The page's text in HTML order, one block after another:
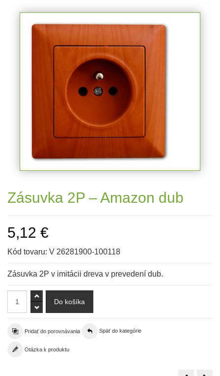
Zásuvka 2P – Amazon dub
5,12 €
Kód tovaru: V 26281900-100118
Zásuvka 2P v imitácii dreva v prevedení dub.
Pridať do porovnávania Späť do kategórie
Otázka k produktu